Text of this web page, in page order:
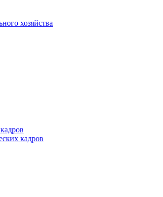
хозяйства
кадров